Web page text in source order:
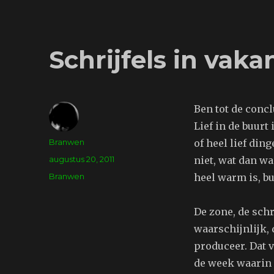
Schrijfels in
Ben tot de
Lief in de buurt
of heel lief
niet, wat dan
heel warm is,
De zone, de
waarschijnlijk,
produceer. Dat
de week
Auteur
Branwen
Geplaatst
augustus 20, 2011
Tags
Branwen